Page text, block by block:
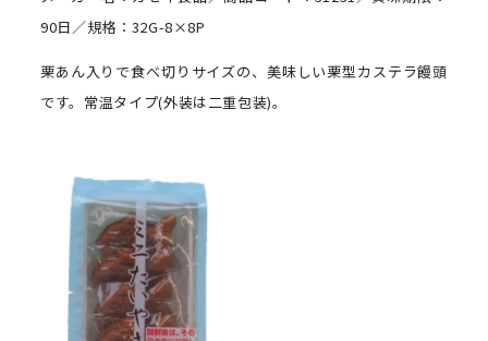
90日／規格：32G-8×8P
栗あん入りで食べ切りサイズの、美味しい栗型カステラ饅頭
です。常温タイプ(外装は二重包装)。